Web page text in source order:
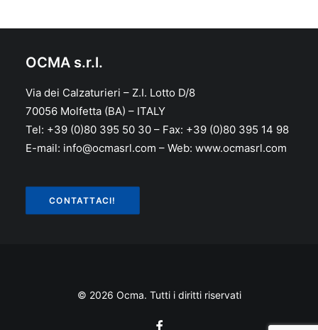
OCMA s.r.l.
Via dei Calzaturieri – Z.I. Lotto D/8
70056 Molfetta (BA) – ITALY
Tel: +39 (0)80 395 50 30 – Fax: +39 (0)80 395 14 98
E-mail: info@ocmasrl.com – Web: www.ocmasrl.com
CONTATTACI!
© 2026 Ocma. Tutti i diritti riservati